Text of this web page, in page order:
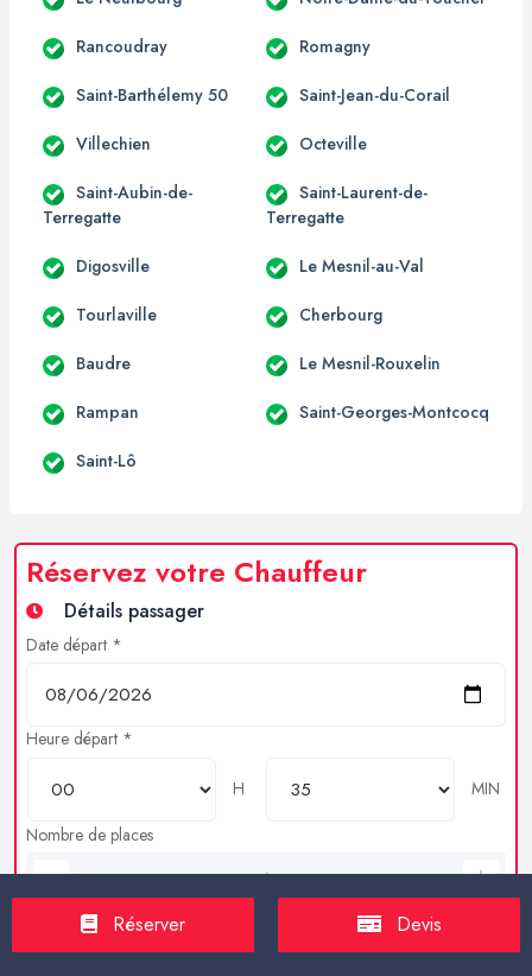
Rancoudray Romagny
Saint-Barthélemy 50 Saint-Jean-du-Corail
Villechien Octeville
Saint-Aubin-de-
Terregatte
Saint-Laurent-de-
Terregatte
Digosville Le Mesnil-au-Val
Tourlaville Cherbourg
Baudre Le Mesnil-Rouxelin
Rampan Saint-Georges-Montcocq
Saint-Lô
Réservez votre Chauffeur
Détails passager
Date départ *
Heure départ *
H
MIN
Nombre de places
Bagages en soutes
Réserver Devis